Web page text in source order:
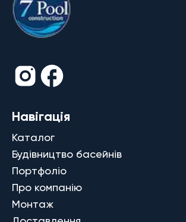
Навігація
Каталог
Будівництво басейнів
Портфоліо
Про компанію
Монтаж